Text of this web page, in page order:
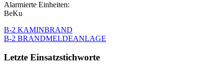
Alarmierte Einheiten:
BeKu
B-2 KAMINBRAND
B-2 BRANDMELDEANLAGE
Letzte Einsatzstichworte